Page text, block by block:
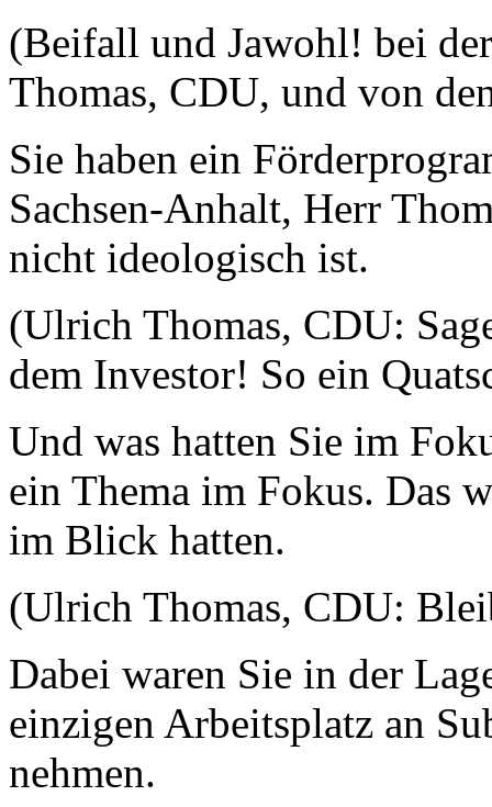
(Beifall und Jawohl! bei
Thomas, CDU, und von
Sie haben ein
Sachsen-Anhalt, Herr
nicht ideologisch ist.
(Ulrich Thomas, CDU:
dem Investor! So ein
Und was hatten Sie im
ein Thema im Fokus. Das
im Blick hatten.
(Ulrich Thomas, CDU:
Dabei waren Sie in der
einzigen Arbeitsplatz an
nehmen.